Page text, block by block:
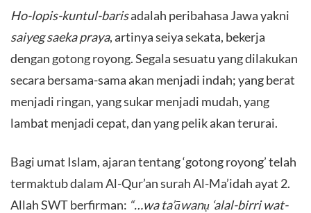
Ho-lopis-kuntul-barisadalah peribahasa Jawa yakni
saiyeg saeka praya, artinya seiya sekata, bekerja
dengan gotong royong. Segala sesuatu yang dilakukan
secara bersama-sama akan menjadi indah; yang berat
menjadi ringan, yang sukar menjadi mudah, yang
lambat menjadi cepat, dan yang pelik akan terurai.
​Bagi umat Islam, ajaran tentang ‘gotong royong’ telah
termaktub dalam Al-Qur’an surah Al-Ma’idah ayat 2.
Allah SWT berfirman: “…wa ta’āwanụ ‘alal-birri wat-